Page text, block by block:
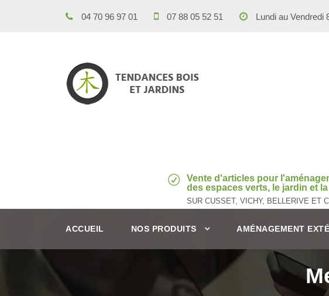
04 70 96 97 01 07 88 05 52 51 Lundi au Vendredi
Vente d'articles pour
des espaces verts, le jardin et
SUR CUSSET, VICHY, BELLERIVE ET
ACCUEIL NOS PRODUITS AMÉNAGEMENT